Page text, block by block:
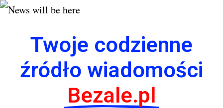
Twoje codzienne
źródło wiadomości
Bezale.pl